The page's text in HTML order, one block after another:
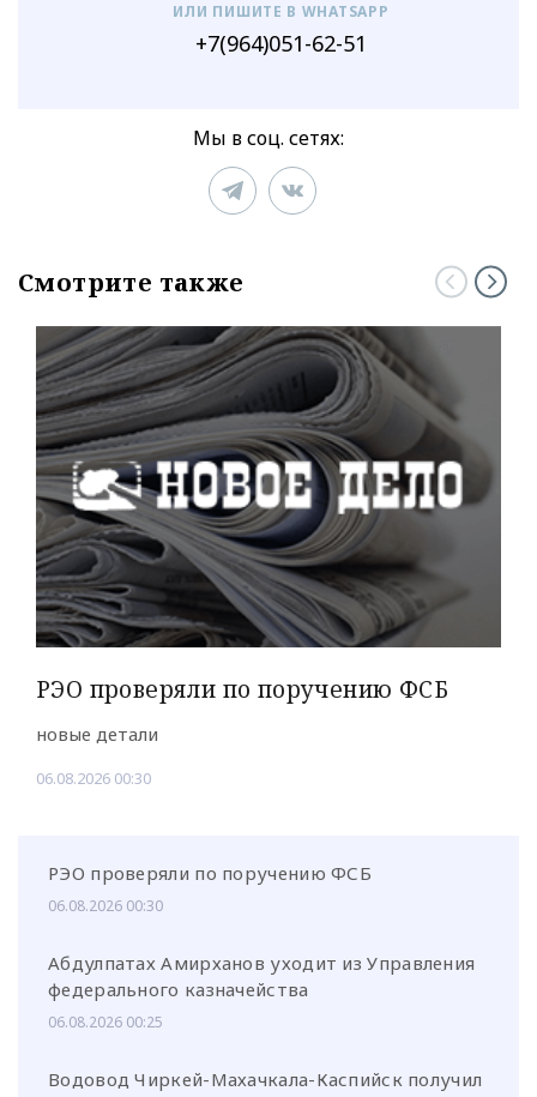
ИЛИ ПИШИТЕ В WHATSAPP
+7(964)051-62-51
Мы в соц. сетях:
Смотрите также
РЭО проверяли по поручению ФСБ
новые детали
06.08.2026 00:30
РЭО проверяли по поручению ФСБ
06.08.2026 00:30
Абдулпатах Амирханов уходит из Управления
федерального казначейства
06.08.2026 00:25
Водовод Чиркей-Махачкала-Каспийск получил